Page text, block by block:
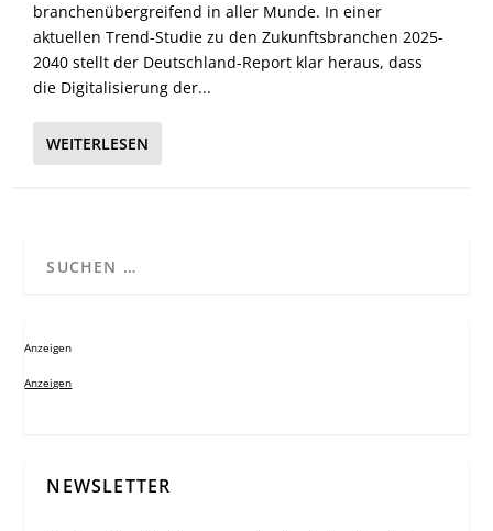
branchenübergreifend in aller Munde. In einer
aktuellen Trend-Studie zu den Zukunftsbranchen 2025-
2040 stellt der Deutschland-Report klar heraus, dass
die Digitalisierung der...
WEITERLESEN
Anzeigen
Anzeigen
NEWSLETTER